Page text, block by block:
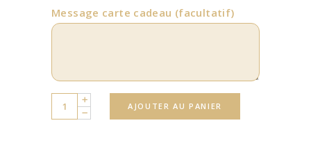
Message carte cadeau (facultatif)
Quantity AJOUTER AU PANIER